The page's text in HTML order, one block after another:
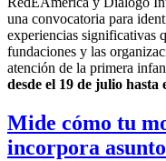
una convocatoria para
experiencias significativas
fundaciones y las
atención de la primera
desde el 19 de julio hasta
Mide cómo tu
incorpora